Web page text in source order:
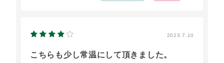
2023.7.10
こちらも少し常温にして頂きました。